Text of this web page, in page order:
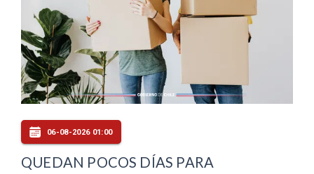
06-08-2026 01:00
QUEDAN POCOS DÍAS PARA